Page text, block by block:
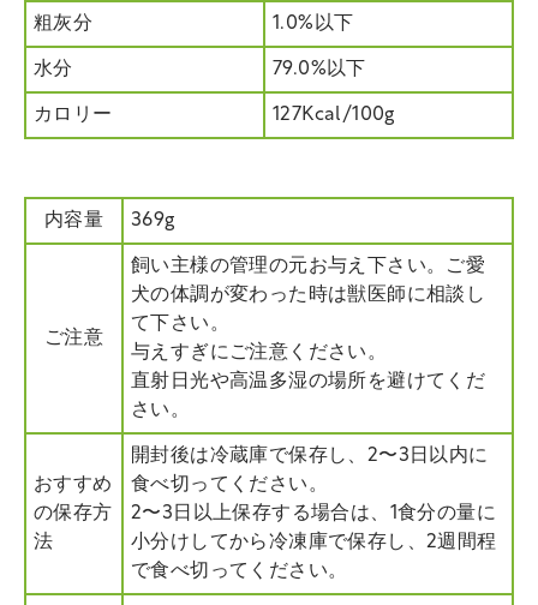
粗灰分 1.0%以下
水分 79.0%以下
カロリー 127Kcal/100g
内容量 369g
ご注意
飼い主様の管理の元お与え下さい。ご愛
犬の体調が変わった時は獣医師に相談し
て下さい。
与えすぎにご注意ください。
直射日光や高温多湿の場所を避けてくだ
さい。
おすすめ
の保存方
法
開封後は冷蔵庫で保存し、2〜3日以内に
食べ切ってください。
2〜3日以上保存する場合は、1食分の量に
小分けしてから冷凍庫で保存し、2週間程
で食べ切ってください。